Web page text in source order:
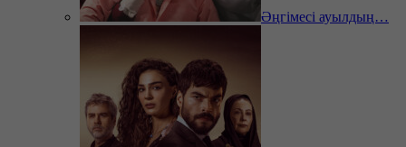
Әңгімесі ауылдың…